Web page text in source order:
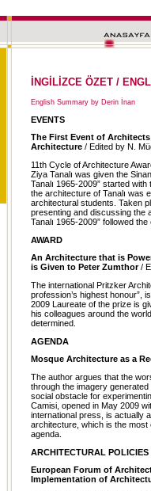
İNGİLİZCE ÖZET /
English Summary by Derin İnan
EVENTS
The First Event of
Architecture / Edited by N.
11th Cycle of Architecture
Ziya Tanalı was given the
Tanalı 1965-2009” started
the architecture of Tanalı was
architectural students. Taken
presenting and discussing the
Tanalı 1965-2009” followed
AWARD
An Architecture that is
is Given to Peter Zumthor /
The international Pritzker
profession’s highest honour”,
2009 Laureate of the prize is
his colleagues around the
determined.
AGENDA
Mosque Architecture as a
The author argues that the
through the imagery
social obstacle for
Camisi, opened in May 2009
international press, is actually
architecture, which is the
agenda.
ARCHITECTURAL POLICIES
European Forum of
Implementation of